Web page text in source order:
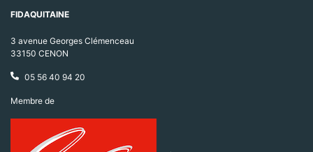
FIDAQUITAINE
3 avenue Georges Clémenceau
33150 CENON
05 56 40 94 20
Membre de